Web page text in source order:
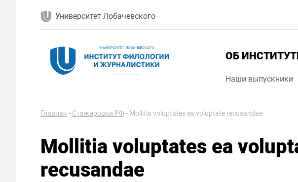
Университет Лобачевского
ОБ
Наши выпускники
Главная - Стажировки РФ - Mollitia voluptates ea voluptate recusandae
Mollitia voluptates ea
recusandae